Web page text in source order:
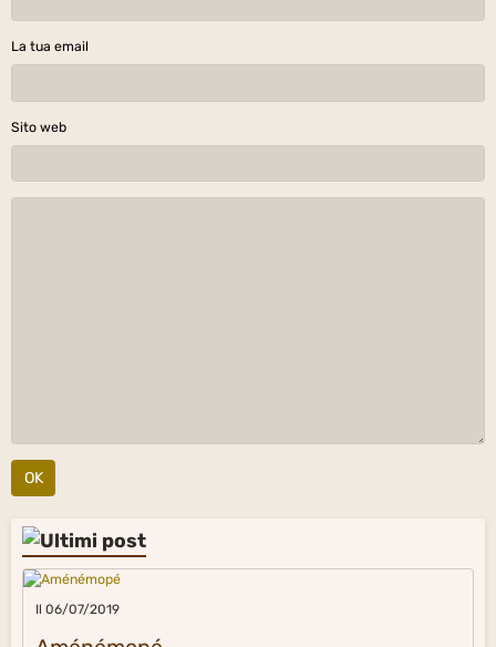
La tua email
Sito web
OK
Il 06/07/2019